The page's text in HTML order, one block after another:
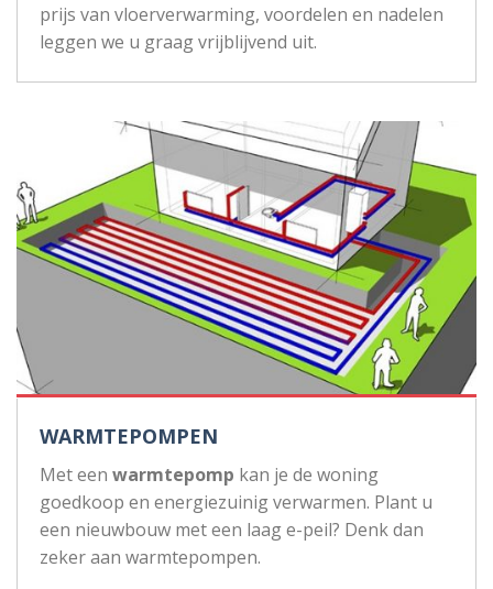
prijs van vloerverwarming, voordelen en nadelen
leggen we u graag vrijblijvend uit.
WARMTEPOMPEN
Met een warmtepomp kan je de woning
goedkoop en energiezuinig verwarmen. Plant u
een nieuwbouw met een laag e-peil? Denk dan
zeker aan warmtepompen.